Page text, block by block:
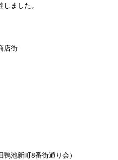
ました。
店街
鴨池新町8番街通り会）